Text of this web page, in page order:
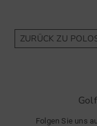
ZURÜCK ZU
Folgen Sie uns